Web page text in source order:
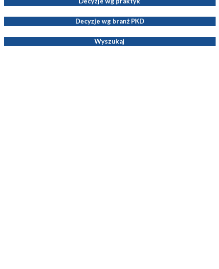
Decyzje wg branż PKD
Wyszukaj